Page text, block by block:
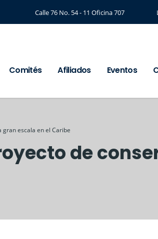
Calle 76 No. 54 - 11 Oficina 707
Comités Afiliados Eventos
escala en el Caribe
de